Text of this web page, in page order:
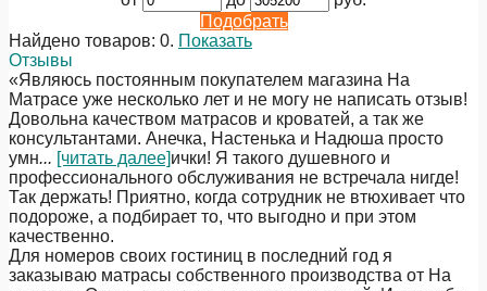
Подобрать
Найдено товаров: 0. Показать
Отзывы
«Являюсь постоянным покупателем магазина На
Матрасе уже несколько лет и не могу не написать отзыв!
Довольна качеством матрасов и кроватей, а так же
консультантами. Анечка, Настенька и Надюша просто
умн... [читать далее]ички! Я такого душевного и
профессионального обслуживания не встречала нигде!
Так держать! Приятно, когда сотрудник не втюхивает что
подороже, а подбирает то, что выгодно и при этом
качественно.
Для номеров своих гостиниц в последний год я
заказываю матрасы собственного производства от На